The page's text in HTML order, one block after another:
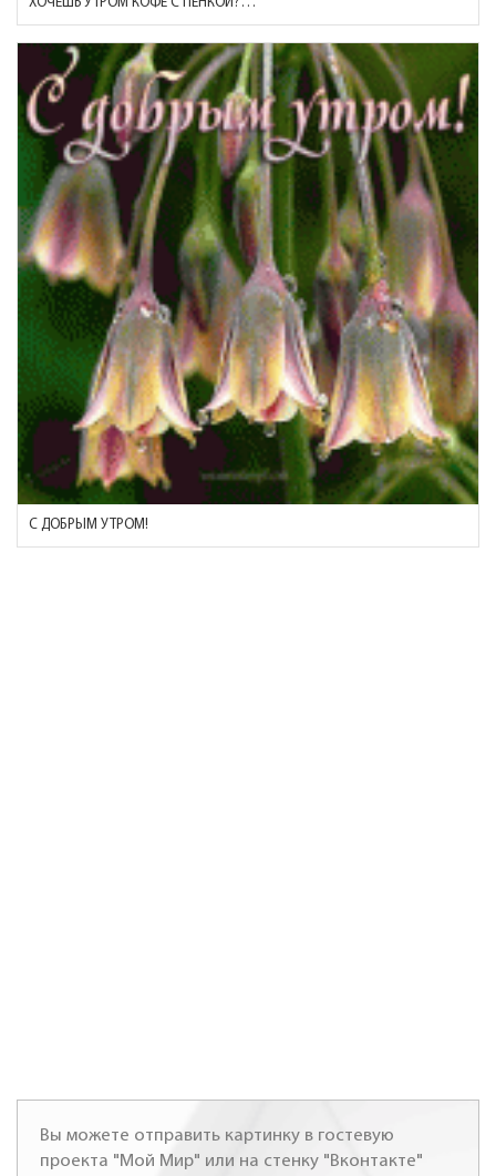
С ДОБРЫМ УТРОМ!
Вы можете отправить картинку в гостевую
проекта "Мой Мир" или на стенку "Вконтакте"